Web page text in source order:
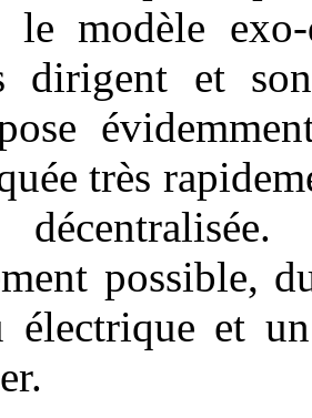
le modèle
dirigent et
très
possible,
électrique et